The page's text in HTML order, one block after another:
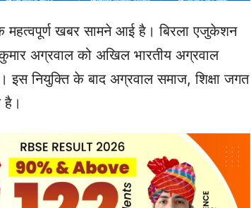
महत्वपूर्ण खबर सामने आई है। बिरला एजुकेशन
अग्रवाल को अखिल भारतीय अग्रवाल
इस नियुक्ति के बाद अग्रवाल समाज, शिक्षा जगत
है।